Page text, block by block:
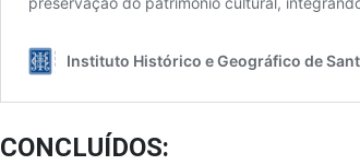
CONCLUÍDOS: